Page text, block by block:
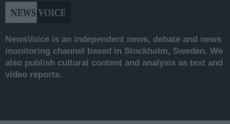
NewsVoice is an independent news, debate and news
monitoring channel based in Stockholm, Sweden. We
also publish cultural content and analysis as text and
video reports.